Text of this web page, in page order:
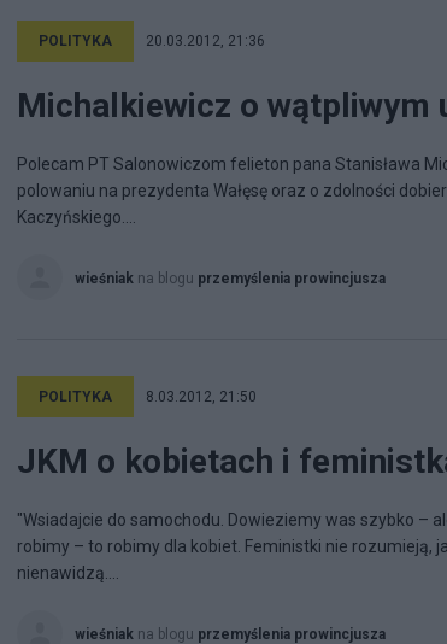
POLITYKA 20.03.2012, 21:36
Michalkiewicz o wątpliwym
Polecam PT Salonowiczom felieton pana Stanisława
polowaniu na prezydenta Wałęsę oraz o zdolności
Kaczyńskiego....
wieśniak na blogu przemyślenia prowincjusza
POLITYKA 8.03.2012, 21:50
JKM o kobietach i
"Wsiadajcie do samochodu. Dowieziemy was szybko –
robimy – to robimy dla kobiet. Feministki nie rozumieją,
nienawidzą....
wieśniak na blogu przemyślenia prowincjusza